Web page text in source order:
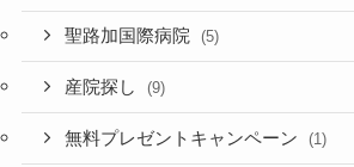
聖路加国際病院 (5)
産院探し (9)
無料プレゼントキャンペーン (1)